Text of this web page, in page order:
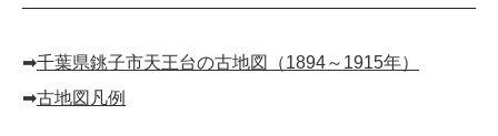
➡︎千葉県銚子市天王台の古地図（1894～1915年）
➡︎古地図凡例